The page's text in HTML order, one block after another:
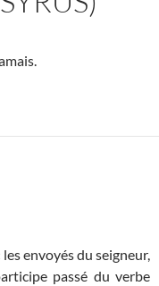
envoyés du seigneur,
passé du verbe